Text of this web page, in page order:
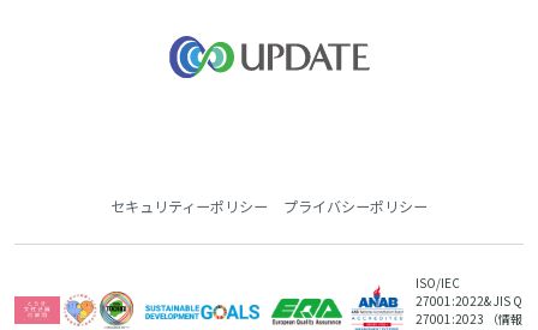
セキュリティーポリシー プライバシーポリシー
ISO/IEC
27001:2022& JIS Q
27001:2023
（情報